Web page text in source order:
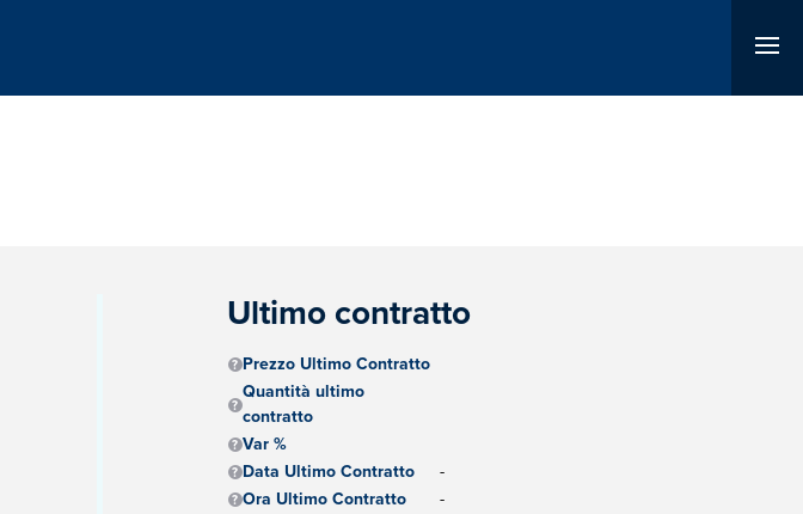
Ultimo contratto
Prezzo Ultimo Contratto
Quantità ultimo
contratto
Var %
Data Ultimo Contratto
-
Ora Ultimo Contratto
-